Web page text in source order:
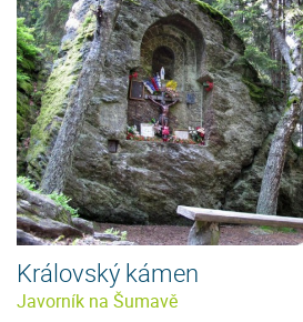
Královský kámen
Javorník na Šumavě